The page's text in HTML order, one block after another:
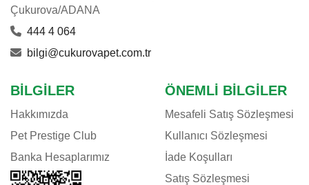
Çukurova/ADANA
444 4 064
bilgi@cukurovapet.com.tr
BILGILER
Hakkımızda
Pet Prestige Club
Banka Hesaplarımız
ÖNEMLI BILGILER
Mesafeli Satış Sözleşmesi
Kullanıcı Sözleşmesi
İade Koşulları
Satış Sözleşmesi